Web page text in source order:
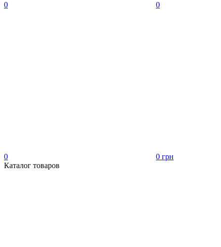
0 0
0
0 грн
Каталог товаров